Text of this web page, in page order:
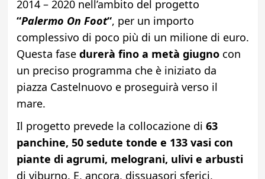
2014 – 2020 nell’ambito del progetto
“Palermo On Foot“, per un importo
complessivo di poco più di un milione di euro.
Questa fase durerà fino a metà giugnocon
un preciso programma che è iniziato da
piazza Castelnuovo e proseguirà verso il
mare.
Il progetto prevede la collocazione di 63
panchine, 50 sedute tonde e 133 vasi con
piante di agrumi, melograni, ulivi e arbusti
di viburno. E, ancora, dissuasori sferici,